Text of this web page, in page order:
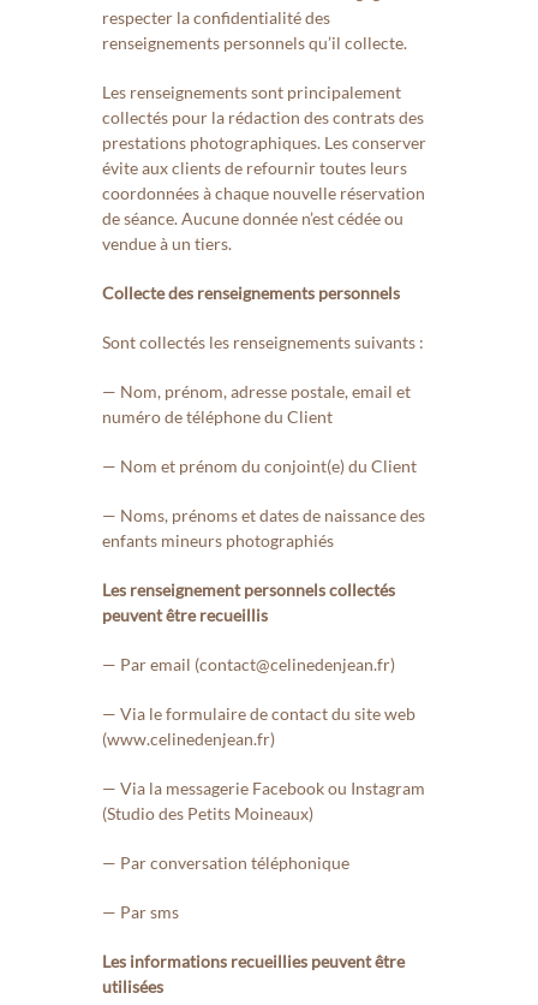
respecter la confidentialité des
renseignements personnels qu’il collecte.
Les renseignements sont principalement
collectés pour la rédaction des contrats des
prestations photographiques. Les conserver
évite aux clients de refournir toutes leurs
coordonnées à chaque nouvelle réservation
de séance. Aucune donnée n’est cédée ou
vendue à un tiers.
Collecte des renseignements personnels
Sont collectés les renseignements suivants :
— Nom, prénom, adresse postale, email et
numéro de téléphone du Client
— Nom et prénom du conjoint(e) du Client
— Noms, prénoms et dates de naissance des
enfants mineurs photographiés
Les renseignement personnels collectés
peuvent être recueillis
— Par email (contact@celinedenjean.fr)
— Via le formulaire de contact du site web
(www.celinedenjean.fr)
— Via la messagerie Facebook ou Instagram
(Studio des Petits Moineaux)
— Par conversation téléphonique
— Par sms
Les informations recueillies peuvent être
utilisées